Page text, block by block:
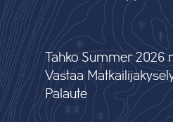
Tahko Summer 2026
Vastaa
Palaute